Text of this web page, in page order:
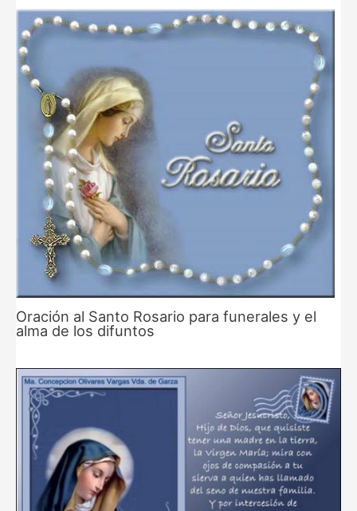
Oración al Santo Rosario para funerales y el
alma de los difuntos